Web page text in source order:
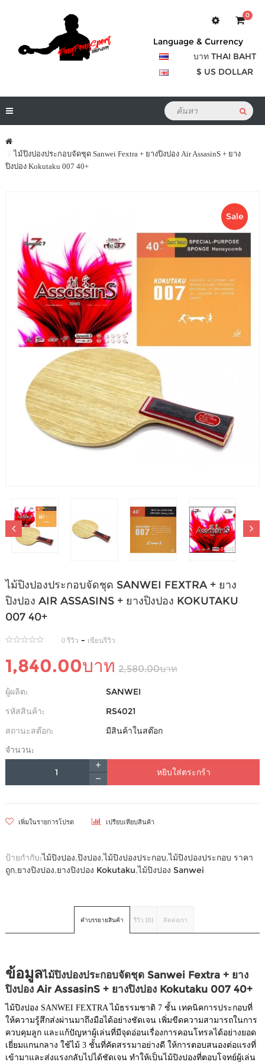
0
Language & Currency
บาท THAI BAHT
$ US DOLLAR
ไม้ปิงปองประกอบจัดชุด Sanwei Fextra + ยางปิงปอง Air AssasinS + ยาง
ปิงปอง Kokutaku 007 40+
Sale
ไม้ปิงปองประกอบจัดชุด SANWEI FEXTRA + ยาง
ปิงปอง AIR ASSASINS + ยางปิงปอง KOKUTAKU
007 40+
0 รีวิว - เขียนรีวิว
1,840.00บาท 2,580.00บาท
ผู้ผลิต:
SANWEI
รหัสสินค้า:
RS4021
สถานะสต๊อก:
มีสินค้าในสต๊อก
จำนวน:
หยิบใส่ตระกร้า
เพิ่มในรายการโปรด เปรียบเทียบสินค้า
ป้ายกำกับ:ไม้ปิงปอง,ปิงปอง,ไม้ปิงปองประกอบ,ไม้ปิงปองประกอบ ราคา
ถูก,ยางปิงปอง,ยางปิงปอง Kokutaku,ไม้ปิงปอง Sanwei
คำบรรยายสินค้า รีวิว (0) ติดต่อเรา
ข้อมูลไม้ปิงปองประกอบจัดชุด Sanwei Fextra + ยาง
ปิงปอง Air AssasinS + ยางปิงปอง Kokutaku 007 40+
ไม้ปิงปอง SANWEI FEXTRA ไม้ธรรมชาติ 7 ชั้น เทคนิคการประกอบที่
ให้ความรู้สึกส่งผ่านมาถึงมือได้อย่างชัดเจน เพิ่มขีดความสามารถในการ
ควบคุมลูก และแก้ปัญหาผู้เล่นที่มีจุดอ่อนเรื่องการคอนโทรลได้อย่างยอด
เยี่ยมแกนกลาง ใช้ไม้ 3 ชั้นที่คัดสรรมาอย่างดี ให้การตอบสนองต่อแรงที่
เข้ามาและส่งแรงกลับไปได้ชัดเจน ทำให้เป็นไม้ปิงปองที่ตอบโจทย์ผู้เล่น